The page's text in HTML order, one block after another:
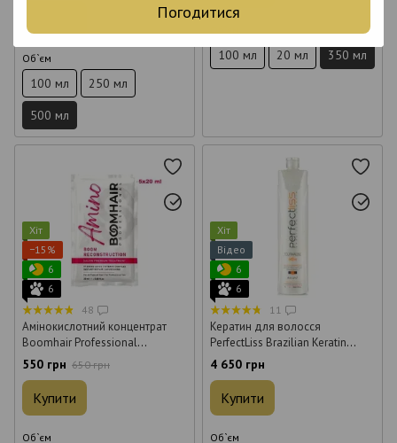
Погодитися
Об`єм
100 мл
250 мл
500 мл
100 мл 20 мл 350 мл
Хіт
−15%
6
6
48
Амінокислотний концентрат
Boomhair Professional
AminoBoom Reconstruction 100
550 грн 650 грн
Купити
Об`єм
Хіт
Відео
6
6
11
Кератин для волосся
PerfectLiss Brazilian Keratin
Tourmaline 1 л
4 650 грн
Купити
Об`єм